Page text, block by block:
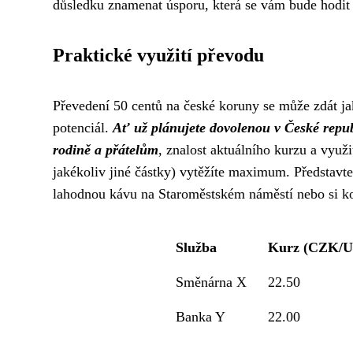
důsledku znamenat úsporu, která se vám bude
Praktické využití převodu
Převedení 50 centů na české koruny se může zdát
potenciál.Ať už plánujete dovolenou v České
rodině a přátelům, znalost aktuálního kurzu a
jakékoliv jiné částky) vytěžíte maximum.
lahodnou kávu na Staroměstském náměstí nebo si
Služba Kurz (CZK/
Směnárna X 22.50
Banka Y 22.00